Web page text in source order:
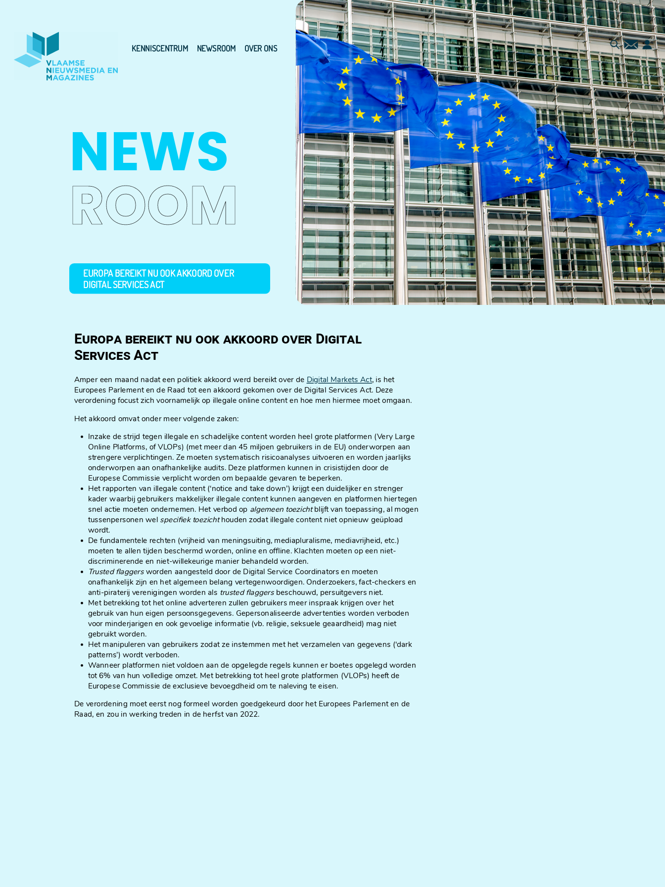
KENNISCENTRUM NEWSROOM OVER ONS
NEWS
ROOM
EUROPA BEREIKT NU OOK AKKOORD OVER
DIGITAL SERVICES ACT
Europa bereikt nu ook akkoord over Digital
Services Act
Amper een maand nadat een politiek akkoord werd bereikt over de Digital Markets Act, is het
Europees Parlement en de Raad tot een akkoord gekomen over de Digital Services Act. Deze
verordening focust zich voornamelijk op illegale online content en hoe men hiermee moet omgaan.
Het akkoord omvat onder meer volgende zaken:
Inzake de strijd tegen illegale en schadelijke content worden heel grote platformen (Very Large
Online Platforms, of VLOPs) (met meer dan 45 miljoen gebruikers in de EU) onderworpen aan
strengere verplichtingen. Ze moeten systematisch risicoanalyses uitvoeren en worden jaarlijks
onderworpen aan onafhankelijke audits. Deze platformen kunnen in crisistijden door de
Europese Commissie verplicht worden om bepaalde gevaren te beperken.
Het rapporten van illegale content (‘notice and take down’) krijgt een duidelijker en strenger
kader waarbij gebruikers makkelijker illegale content kunnen aangeven en platformen hiertegen
snel actie moeten ondernemen. Het verbod op algemeen toezichtblijft van toepassing, al mogen
tussenpersonen wel specifiek toezichthouden zodat illegale content niet opnieuw geüpload
wordt.
De fundamentele rechten (vrijheid van meningsuiting, mediapluralisme, mediavrijheid, etc.)
moeten te allen tijden beschermd worden, online en offline. Klachten moeten op een niet-
discriminerende en niet-willekeurige manier behandeld worden.
Trusted flaggersworden aangesteld door de Digital Service Coordinators en moeten
onafhankelijk zijn en het algemeen belang vertegenwoordigen. Onderzoekers, fact-checkers en
anti-piraterij verenigingen worden als trusted flaggers beschouwd, persuitgevers niet.
Met betrekking tot het online adverteren zullen gebruikers meer inspraak krijgen over het
gebruik van hun eigen persoonsgegevens. Gepersonaliseerde advertenties worden verboden
voor minderjarigen en ook gevoelige informatie (vb. religie, seksuele geaardheid) mag niet
gebruikt worden.
Het manipuleren van gebruikers zodat ze instemmen met het verzamelen van gegevens (‘dark
patterns’) wordt verboden.
Wanneer platformen niet voldoen aan de opgelegde regels kunnen er boetes opgelegd worden
tot 6% van hun volledige omzet. Met betrekking tot heel grote platformen (VLOPs) heeft de
Europese Commissie de exclusieve bevoegdheid om te naleving te eisen.
De verordening moet eerst nog formeel worden goedgekeurd door het Europees Parlement en de
Raad, en zou in werking treden in de herfst van 2022.